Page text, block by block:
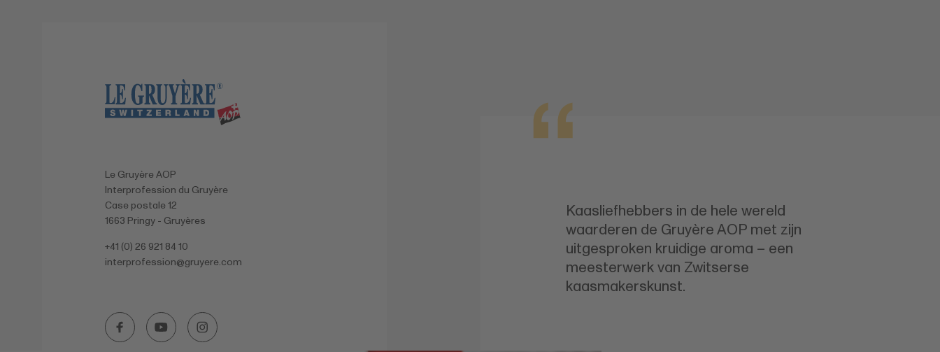
Kaasliefhebbers in de hele wereld
waarderen de Gruyère AOP met zijn
uitgesproken kruidige aroma – een
meesterwerk van Zwitserse
kaasmakerskunst.
Le Gruyère AOP
Interprofession du Gruyère
Case postale 12
1663 Pringy - Gruyères
+41 (0) 26 921 84 10
interprofession@gruyere.com